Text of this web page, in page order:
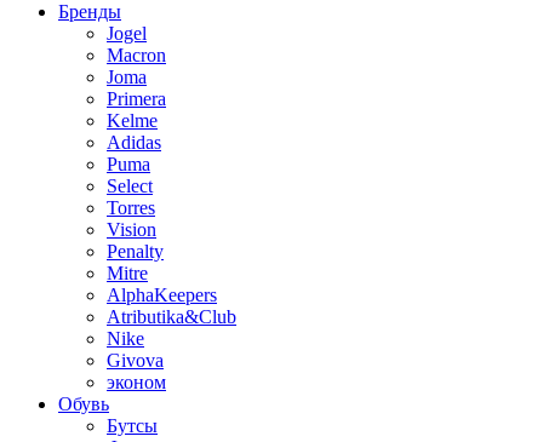
Бренды
Jogel
Macron
Joma
Primera
Kelme
Adidas
Puma
Select
Torres
Vision
Penalty
Mitre
AlphaKeepers
Atributika&Club
Nike
Givova
эконом
Обувь
Бутсы